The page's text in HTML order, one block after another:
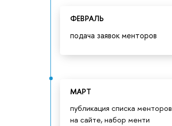
ФЕВРАЛЬ
подача заявок менторов
МАРТ
публикация списка менторов
на сайте, набор менти